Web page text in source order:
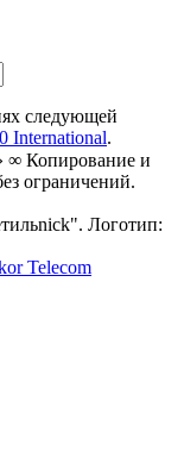
следующей
International.
∞ Копирование и
ограничений.
Логотип:
Telecom